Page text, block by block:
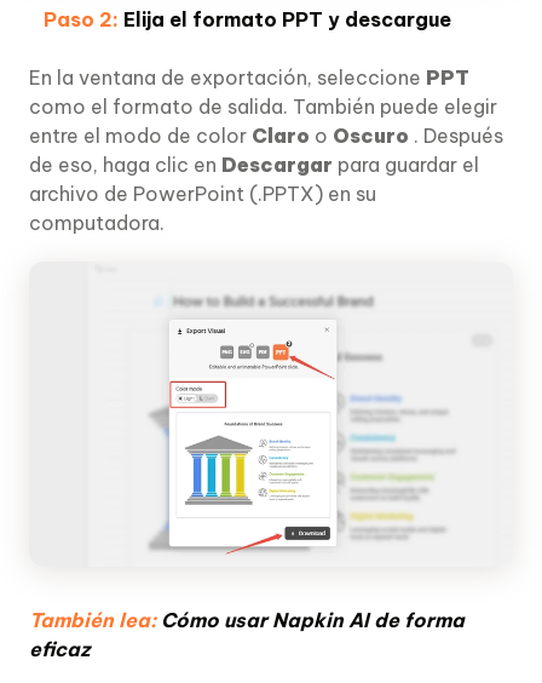
Paso 2: Elija el formato PPT y descargue
En la ventana de exportación, seleccione PPT
como el formato de salida. También puede elegir
entre el modo de color Claro o Oscuro . Después
de eso, haga clic en Descargar para guardar el
archivo de PowerPoint (.PPTX) en su
computadora.
También lea:Cómo usar Napkin AI de forma
eficaz